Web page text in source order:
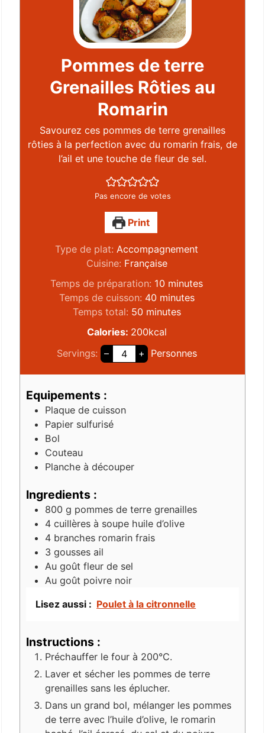
Pommes de terre
Grenailles Rôties au
Romarin
Savourez ces pommes de terre grenailles
rôties à la perfection avec du romarin frais, de
l’ail et une touche de fleur de sel.
Pas encore de votes
Print
Type de plat: Accompagnement
Cuisine: Française
Temps de préparation: 10 minutes
Temps de cuisson: 40 minutes
Temps total: 50 minutes
Calories: 200kcal
Servings: – + Personnes
Equipements :
Plaque de cuisson
Papier sulfurisé
Bol
Couteau
Planche à découper
Ingredients :
800 g pommes de terre grenailles
4 cuillères à soupe huile d’olive
4 branches romarin frais
3 gousses ail
Au goût fleur de sel
Au goût poivre noir
Lisez aussi : Poulet à la citronnelle
Instructions :
Préchauffer le four à 200°C.
Laver et sécher les pommes de terre
grenailles sans les éplucher.
Dans un grand bol, mélanger les pommes
de terre avec l’huile d’olive, le romarin